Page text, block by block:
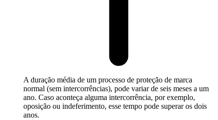
A duração média de um processo de proteção de marca
normal (sem intercorrências), pode variar de seis meses a um
ano. Caso aconteça alguma intercorrência, por exemplo,
oposição ou indeferimento, esse tempo pode superar os dois
anos.